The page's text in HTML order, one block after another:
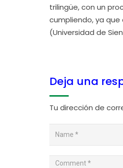
trilingüe, con un
cumpliendo, ya
(Universidad de
Deja una
Tu dirección de